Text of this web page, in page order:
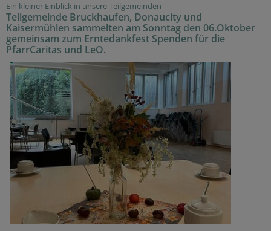
Ein kleiner Einblick in unsere Teilgemeinden
Teilgemeinde Bruckhaufen, Donaucity und
Kaisermühlen sammelten am Sonntag den 06.Oktober
gemeinsam zum Erntedankfest Spenden für die
PfarrCaritas und LeO.